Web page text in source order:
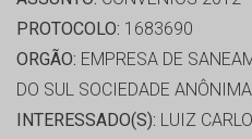
PROTOCOLO: 1683690
ORGÃO: EMPRESA DE
DO SUL SOCIEDADE ANÔNIMA
INTERESSADO(S): LUIZ